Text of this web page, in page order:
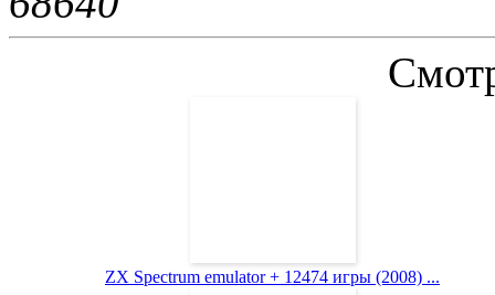
ZX Spectrum emulator + 12474 игры (2008) ...